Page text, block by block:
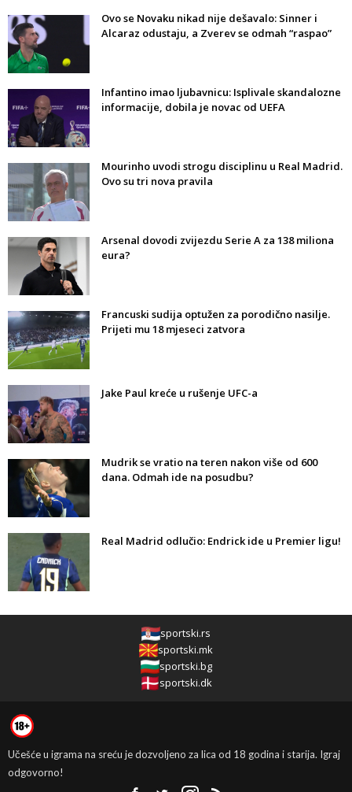
Ovo se Novaku nikad nije dešavalo: Sinner i
Alcaraz odustaju, a Zverev se odmah “raspao”
Infantino imao ljubavnicu: Isplivale skandalozne
informacije, dobila je novac od UEFA
Mourinho uvodi strogu disciplinu u Real Madrid.
Ovo su tri nova pravila
Arsenal dovodi zvijezdu Serie A za 138 miliona
eura?
Francuski sudija optužen za porodično nasilje.
Prijeti mu 18 mjeseci zatvora
Jake Paul kreće u rušenje UFC-a
Mudrik se vratio na teren nakon više od 600
dana. Odmah ide na posudbu?
Real Madrid odlučio: Endrick ide u Premier ligu!
sportski.rs
sportski.mk
sportski.bg
sportski.dk
Učešće u igrama na sreću je dozvoljeno za lica od 18 godina i starija. Igraj
odgovorno!